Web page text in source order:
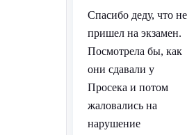
Спасибо деду, что не
пришел на экзамен.
Посмотрела бы, как
они сдавали у
Просека и потом
жаловались на
нарушение